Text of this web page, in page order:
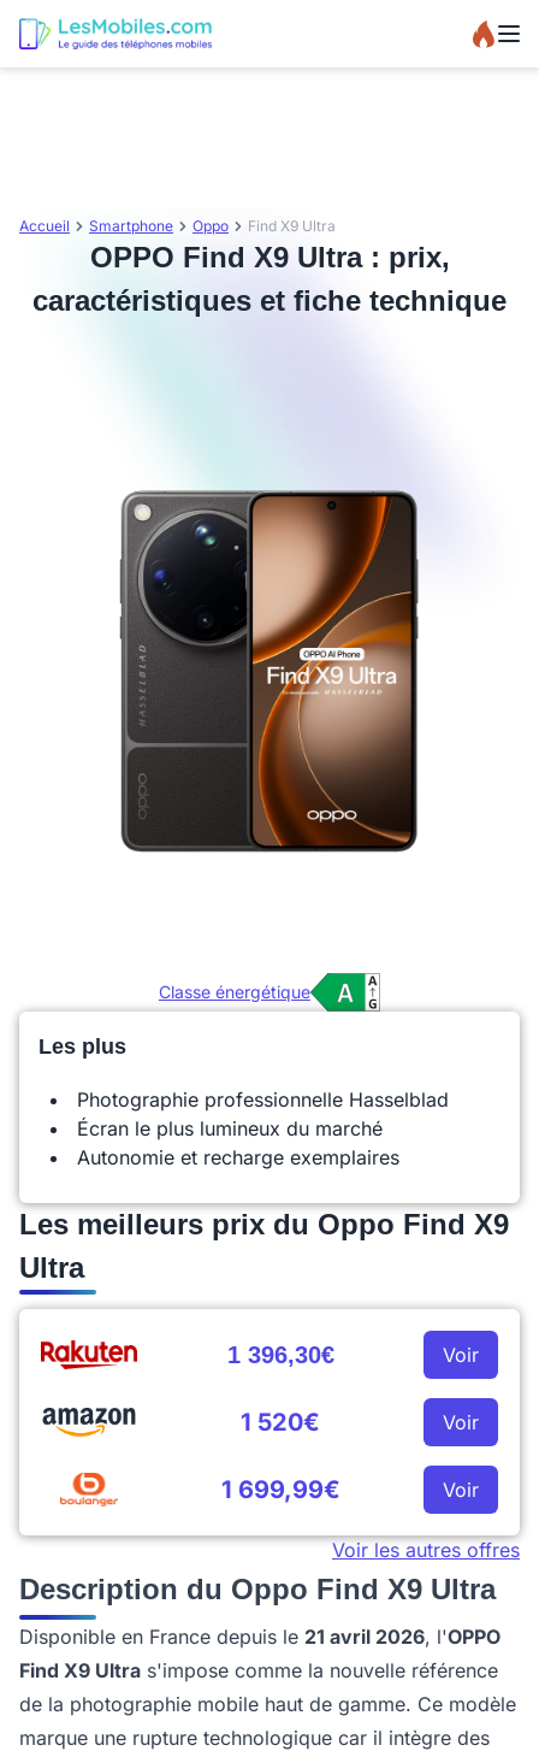
Accueil Smartphone Oppo Find X9 Ultra
OPPO Find X9 Ultra : prix,
caractéristiques et fiche technique
Classe énergétique
Les plus
Photographie professionnelle Hasselblad
Écran le plus lumineux du marché
Autonomie et recharge exemplaires
Les meilleurs prix du Oppo Find X9
Ultra
1 396,30€ Voir
1 520€ Voir
1 699,99€ Voir
Voir les autres offres
Description du Oppo Find X9 Ultra
Disponible en France depuis le 21 avril 2026, l'OPPO
Find X9 Ultra s'impose comme la nouvelle référence
de la photographie mobile haut de gamme. Ce modèle
marque une rupture technologique car il intègre des